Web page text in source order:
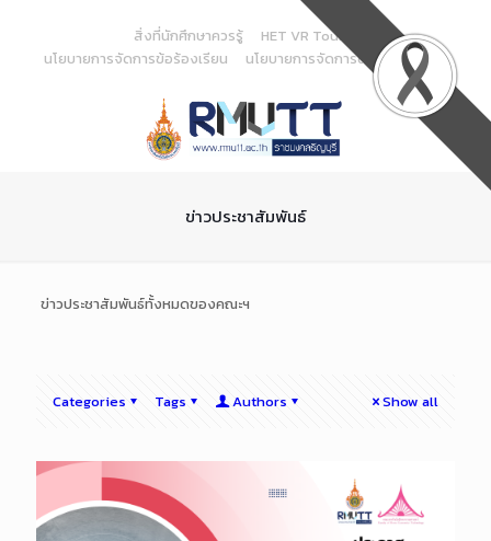
Content
สิ่งที่นักศึกษาควรรู้
HET VR Tour
นโยบายการจัดการข้อร้องเรียน
นโยบายการจัดการด้านสารสนเทศ
ข่าวประชาสัมพันธ์
ข่าวประชาสัมพันธ์ทั้งหมดของคณะฯ
Categories Tags Authors Show all